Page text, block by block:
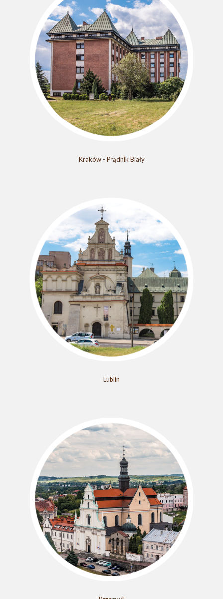
Kraków - Prądnik Biały
Lublin